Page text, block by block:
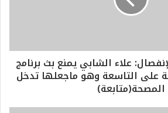
علاء الشابي يمنع بث برنامج
على التاسعة وهو ماجعلها تدخل
المصحة(متابعة)